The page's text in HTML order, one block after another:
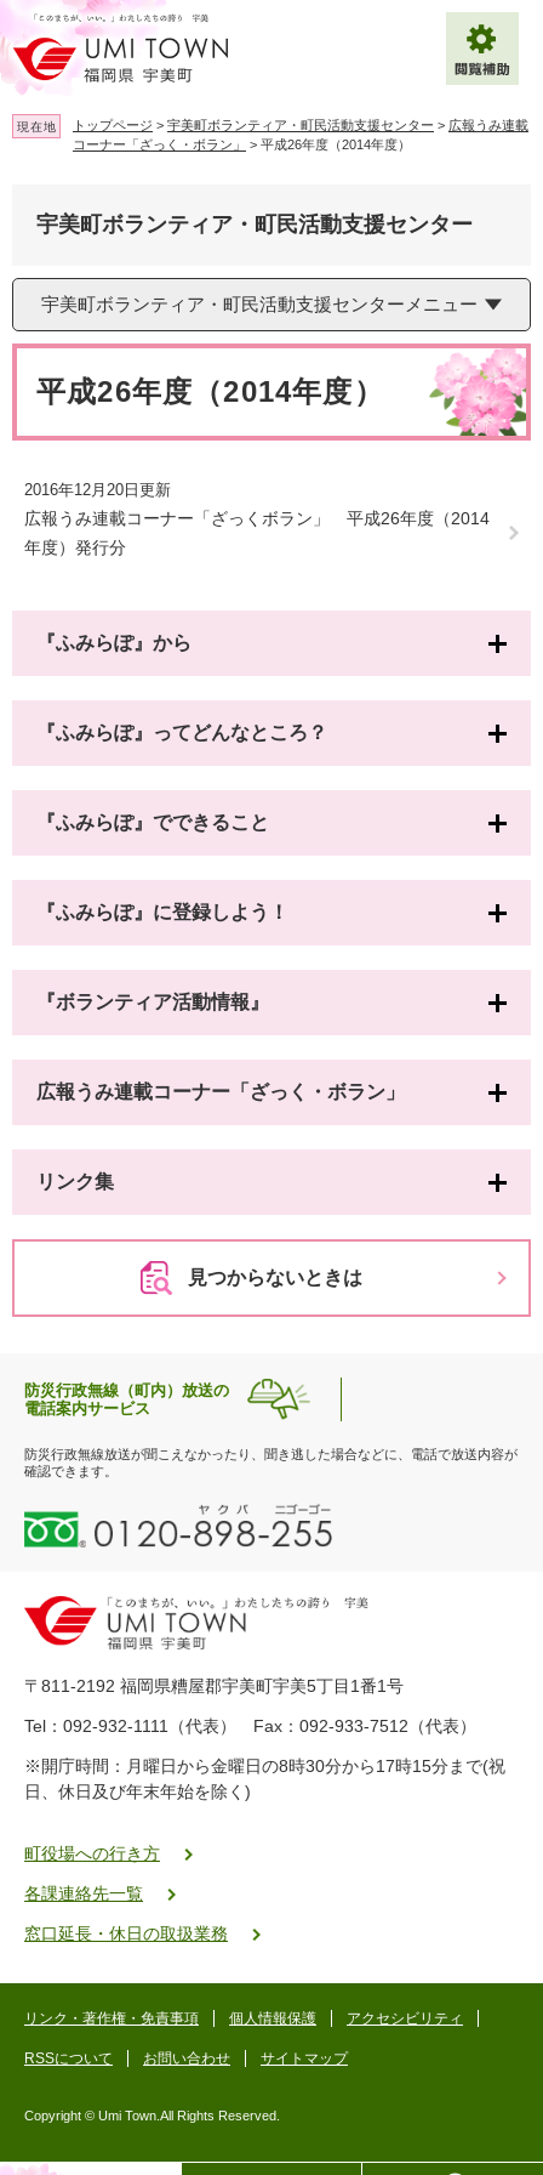
ー
ジ
の
先
頭
ニ
ュ
ー
を
飛
背景色変更 白 青
Multilingual（English・中文・한글）
現在地 トップページ > 宇美町ボランティア・町民活動支援センター > 広報うみ連載
コーナー「ざっく・ボラン」
> 平成26年度（2014年度）
宇美町ボランティア・町民活動支援センター
宇美町ボランティア・町民活動支援センターメニュー
平成26年度（2014年度）
2016年12月20日更新
広報うみ連載コーナー「ざっくボラン」 平成26年度（2014
年度）発行分
『ふみらぽ』から
『ふみらぽ』ってどんなところ？
『ふみらぽ』でできること
『ふみらぽ』に登録しよう！
『ボランティア活動情報』
広報うみ連載コーナー「ざっく・ボラン」
リンク集
見つからないときは
防災行政無線（町内）放送の
電話案内サービス
防災行政無線放送が聞こえなかったり、聞き逃した場合などに、電話で放送内容が
確認できます。
0
1
-
8
-
5
5
ク
二
ゴ
〒811-2192 福岡県糟屋郡宇美町宇美5丁目1番1号
Tel：092-932-1111（代表） Fax：092-933-7512（代表）
※開庁時間：月曜日から金曜日の8時30分から17時15分まで(祝
日、休日及び年末年始を除く)
町役場への行き方
各課連絡先一覧
窓口延長・休日の取扱業務
リンク・著作権・免責事項 個人情報保護 アクセシビリティ
RSSについて お問い合わせ サイトマップ
Copyright © Umi Town.All Rights Reserved.